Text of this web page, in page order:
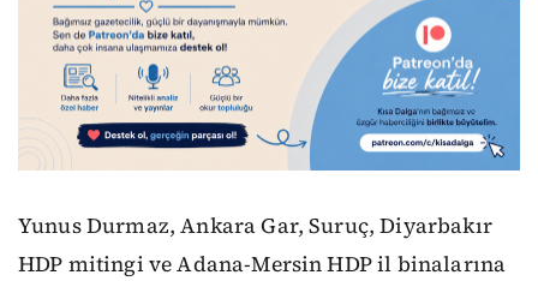
Yunus Durmaz, Ankara Gar, Suruç, Diyarbakır
HDP mitingi ve Adana-Mersin HDP il binalarına